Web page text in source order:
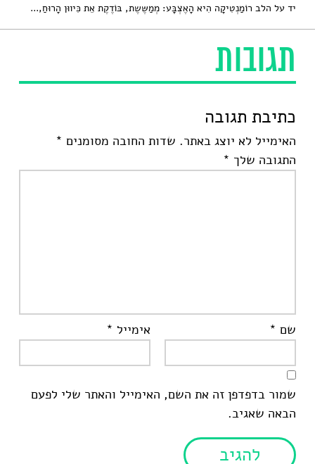
תגובות
כתיבת תגובה
האימייל לא יוצג באתר. שדות החובה מסומנים *
התגובה שלך *
שם * אימייל *
שמור בדפדפן זה את השם, האימייל והאתר שלי לפעם
הבאה שאגיב.
יד על הלב רוֺמַנְטִיקׇה הִיא הׇאֶצְבׇּע: מְמַשֶּשֶת, בּוֺדֶקֶת אֵת כִּיווּן הׇרוּחַ,...